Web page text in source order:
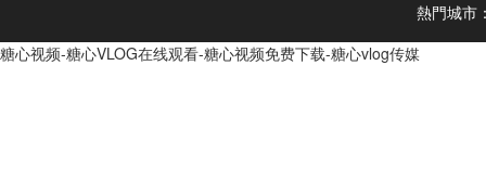
熱門城市
糖心视频-糖心VLOG在线观看-糖心视频免费下载-糖心vlog传媒